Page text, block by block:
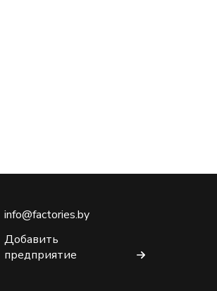
info@factories.by
Добавить
предприятие